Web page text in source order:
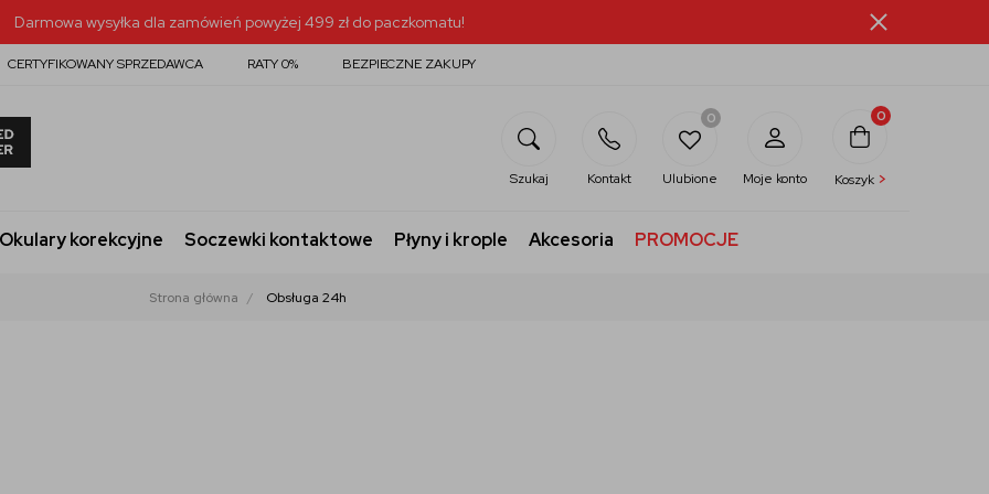
Darmowa wysyłka dla zamówień powyżej 499 zł do paczkomatu!
CERTYFIKOWANY SPRZEDAWCA RATY 0% BEZPIECZNE ZAKUPY
Szukaj Kontakt
0
Ulubione Moje konto
0
Koszyk >
korekcyjne Soczewki kontaktowe Płyny i krople Akcesoria PROMOCJE
Strona główna Obsługa 24h